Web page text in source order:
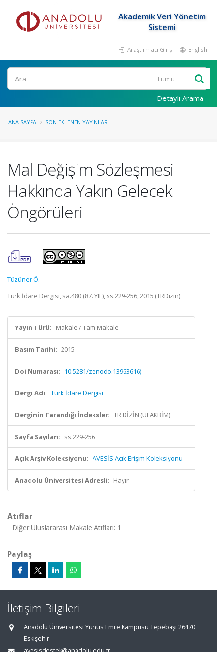
Akademik Veri Yönetim
Sistemi
Araştırmacı Girişi English
Ara
Detaylı Arama
ANA SAYFA SON EKLENEN YAYINLAR
Mal Değişim Sözleşmesi
Hakkında Yakın Gelecek
Öngörüleri
Tüzüner Ö.
Türk İdare Dergisi, sa.480 (87. YIL), ss.229-256, 2015 (TRDizin)
Yayın Türü: Makale / Tam Makale
Basım Tarihi: 2015
Doi Numarası: 10.5281/zenodo.13963616)
Dergi Adı: Türk İdare Dergisi
Derginin Tarandığı İndeksler: TR DİZİN (ULAKBİM)
Sayfa Sayıları: ss.229-256
Açık Arşiv Koleksiyonu: AVESİS Açık Erişim Koleksiyonu
Anadolu Üniversitesi Adresli: Hayır
Atıflar
Diğer Uluslararası Makale Atıfları: 1
Paylaş
İletişim Bilgileri
Anadolu Üniversitesi Yunus Emre Kampüsü Tepebaşı 26470
Eskişehir
avesisdestek@anadolu.edu.tr